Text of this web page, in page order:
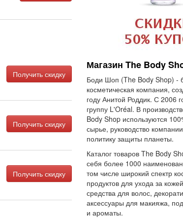
Получить скидку
Получить скидку
Получить скидку
Магазин The Body
Боди Шоп (The Body Shop) -
косметическая компания,
году Анитой Роддик. С 2006
группу L'Oréal. В
Body Shop используются
сырье, руководство
политику защиты планеты.
Каталог товаров The Body
себя более 1000
том числе широкий спектр
продуктов для ухода за
средства для волос,
аксессуары для макияжа,
и ароматы.